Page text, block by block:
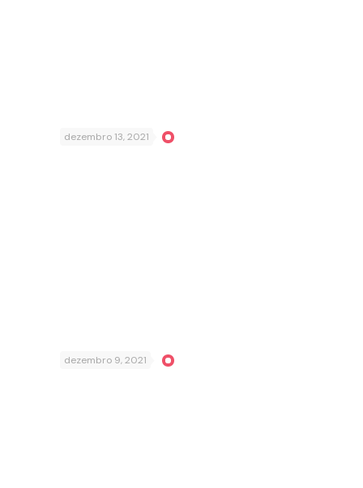
dezembro 13, 2021
dezembro 9, 2021